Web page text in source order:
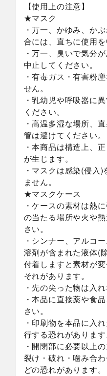
【使用上の注意】
★マスク
・万一、かゆみ、か
合には、直ちに使用を
・万一、臭いで気分
中止してください。
・有毒ガス・有害粉
せん。
・乳幼児や呼吸器に
ください。
・高温多湿な場所、
管は避けてください。
・本商品は構造上、
が生じます。
・マスクは感染(侵入
ません。
★マスクケース
・ケースの素材は熱
の当たる場所や火や
さい。
・シンナー、アルコ
溶剤が含まれた液体(
付着しますと素材が
それがあります。
・先の尖った物は入
・本品に直接薬や食
さい。
・印刷物を本品に入
行する恐れがあります
・開閉部に必要以上
裂け・破れ・噛み合
どの恐れがあります。